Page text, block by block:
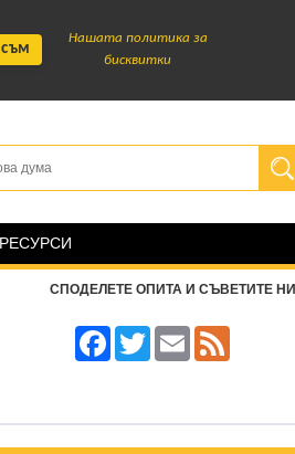
съм
Нашата политика за
бисквитки
СПОДЕЛЕТЕ ОПИТА И СЪВЕТИТЕ НИ
FacebookTwitter Email